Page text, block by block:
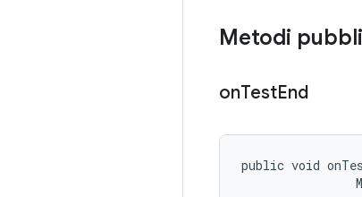
Metodi
onTestEnd
public void